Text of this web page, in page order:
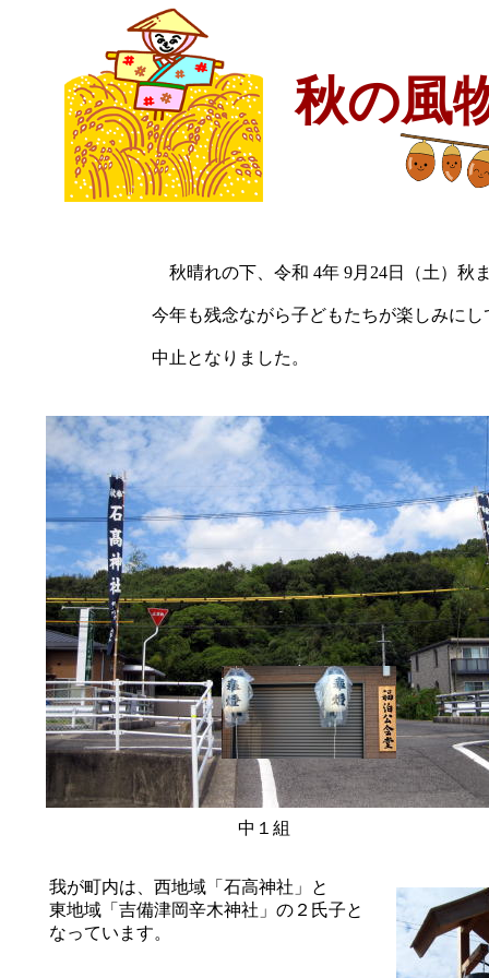
秋の風
我が町内は、西地域「石高神社」と
東地域「吉備津岡辛木神社」の２氏子と
なっています。
秋晴れの下、令和 4年 9月24日（土）秋
今年も残念ながら子どもたちが楽しみに
中止となりました。
中１組